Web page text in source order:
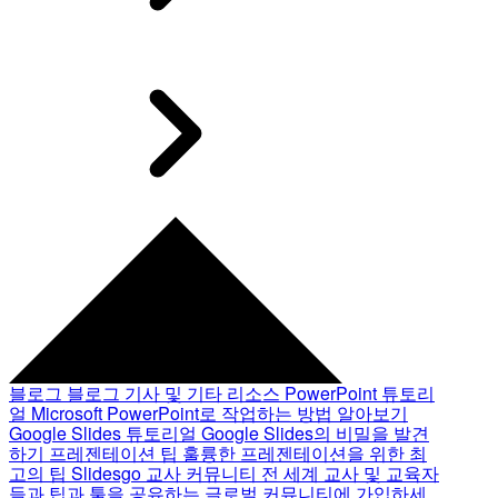
블로그 블로그 기사 및 기타 리소스 PowerPoint 튜토리
얼 Microsoft PowerPoint로 작업하는 방법 알아보기
Google Slides 튜토리얼 Google Slides의 비밀을 발견
하기 프레젠테이션 팁 훌륭한 프레젠테이션을 위한 최
고의 팁 Slidesgo 교사 커뮤니티 전 세계 교사 및 교육자